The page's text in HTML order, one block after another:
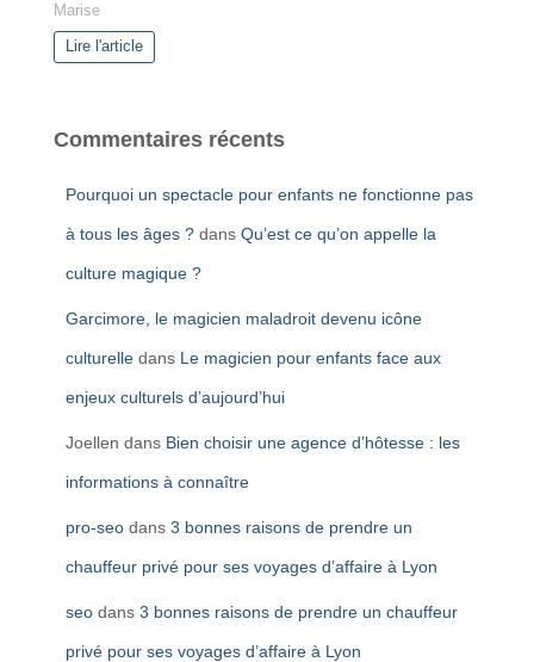
Marise
Lire l'article
Commentaires récents
Pourquoi un spectacle pour enfants ne fonctionne pas
à tous les âges ? dans Qu’est ce qu’on appelle la
culture magique ?
Garcimore, le magicien maladroit devenu icône
culturelle dans Le magicien pour enfants face aux
enjeux culturels d’aujourd’hui
Joellen dans Bien choisir une agence d’hôtesse : les
informations à connaître
pro-seo dans 3 bonnes raisons de prendre un
chauffeur privé pour ses voyages d’affaire à Lyon
seo dans 3 bonnes raisons de prendre un chauffeur
privé pour ses voyages d’affaire à Lyon